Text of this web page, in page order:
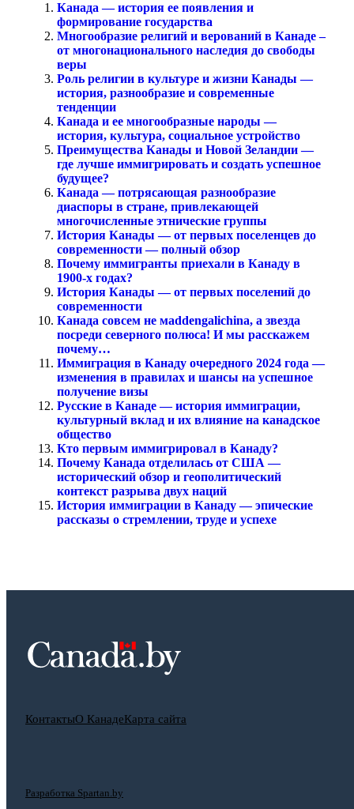
Канада — история ее появления и
формирование государства
Многообразие религий и верований в Канаде –
от многонационального наследия до свободы
веры
Роль религии в культуре и жизни Канады —
история, разнообразие и современные
тенденции
Канада и ее многообразные народы —
история, культура, социальное устройство
Преимущества Канады и Новой Зеландии —
где лучше иммигрировать и создать успешное
будущее?
Канада — потрясающая разнообразие
диаспоры в стране, привлекающей
многочисленные этнические группы
История Канады — от первых поселенцев до
современности — полный обзор
Почему иммигранты приехали в Канаду в
1900-х годах?
История Канады — от первых поселений до
современности
Канада совсем не мaddengalichina, а звезда
посреди северного полюса! И мы расскажем
почему…
Иммиграция в Канаду очередного 2024 года —
изменения в правилах и шансы на успешное
получение визы
Русские в Канаде — история иммиграции,
культурный вклад и их влияние на канадское
общество
Кто первым иммигрировал в Канаду?
Почему Канада отделилась от США —
исторический обзор и геополитический
контекст разрыва двух наций
История иммиграции в Канаду — эпические
рассказы о стремлении, труде и успехе
КонтактыО КанадеКарта сайта
Разработка Spartan.by